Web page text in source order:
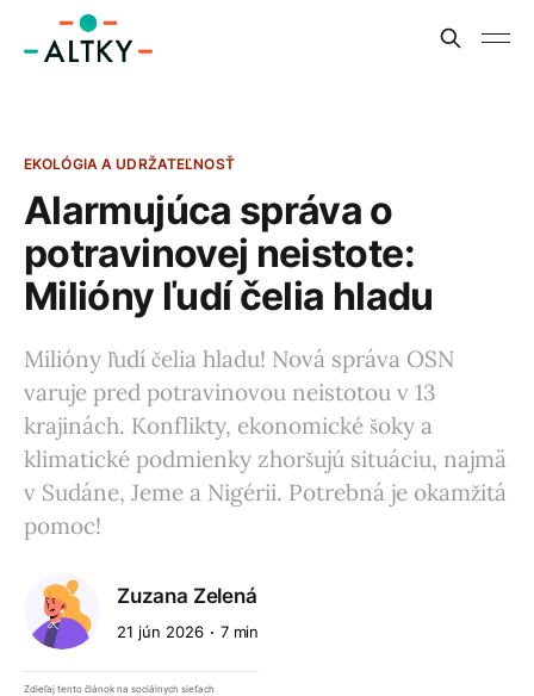
EKOLÓGIA A UDRŽATEĽNOSŤ
Alarmujúca správa o
potravinovej neistote:
Milióny ľudí čelia hladu
Milióny ľudí čelia hladu! Nová správa OSN
varuje pred potravinovou neistotou v 13
krajinách. Konflikty, ekonomické šoky a
klimatické podmienky zhoršujú situáciu, najmä
v Sudáne, Jeme a Nigérii. Potrebná je okamžitá
pomoc!
Zuzana Zelená
21 jún 2026 7 min
Zdieľaj tento článok na sociálnych sieťach